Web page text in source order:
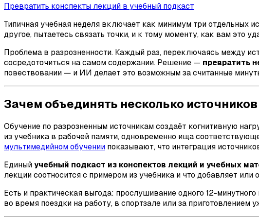
Превратить конспекты лекций в учебный подкаст
Типичная учебная неделя включает как минимум три отдельных
другое, пытаетесь связать точки, и к тому моменту, как вам это
Проблема в разрозненности. Каждый раз, переключаясь между
сосредоточиться на самом содержании. Решение — превратить
повествовании — и ИИ делает это возможным за считанные
Зачем объединять несколько
Обучение по разрозненным источникам создаёт когнитивную
из учебника в рабочей памяти, одновременно ища
мультимедийном обучении показывают, что интеграция
Единыйучебный подкаст из конспектов лекций и учебных
лекции соотносится с примером из учебника и что добавляет
Есть и практическая выгода: прослушивание одного 12-
во время поездки на работу, в спортзале или за